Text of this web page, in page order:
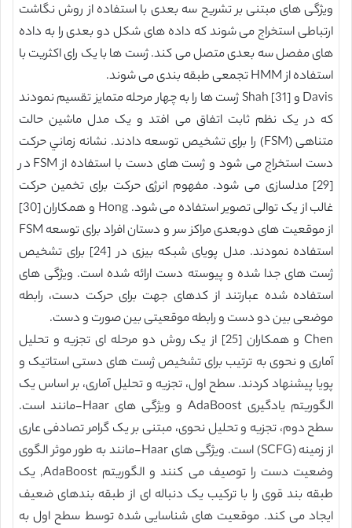
ویژگی های مبتنی بر تشریح سه بعدی با استفاده از روش نگاشت
ارتباطی استخراج می شوند که داده های شکل دو بعدی را به داده
های مفصل سه بعدی متصل می کند. ژست ها با یک رای اکثریت با
استفاده از HMM تجمعی طبقه بندی می شوند.
Davis و Shah [31] ژست ها را به چهار مرحله متمایز تقسیم نمودند
که در یک نظم ثابت اتفاق می افتد و یک مدل ماشین حالت
متناهی (FSM) را برای تشخیص توسعه دادند. نشانه زماني حرکت
دست استخراج می شود و ژست های دست با استفاده از FSM در
[29] مدلسازی می شود. مفهوم انرژی حرکت برای تخمین حرکت
غالب از یک توالی تصویر استفاده می شود. Hong و همکاران [30]
از موقعیت های دوبعدی مراکز سر و دستان افراد برای توسعه FSM
استفاده نمودند. مدل پویای شبکه بیزی در [24] برای تشخیص
ژست های جدا شده و پیوسته دست ارائه شده است. ویژگی های
استفاده شده عبارتند از کدهای جهت برای حرکت دست، رابطه
موضعی بین دو دست و رابطه موقعیتی بین صورت و دست.
Chen و همکاران [25] از یک روش دو مرحله ای تجزیه و تحلیل
آماری و نحوی به ترتیب برای تشخیص ژست های دستی استاتیک و
پویا پیشنهاد کردند. سطح اول، تجزیه و تحلیل آماری، بر اساس یک
الگوریتم یادگیری AdaBoost و ویژگی های Haar-مانند است.
سطح دوم، تجزیه و تحلیل نحوی، مبتنی بر یک گرامر تصادفی عاری
از زمینه (SCFG) است. ویژگی های Haar-مانند به طور موثر الگوی
وضعیت دست را توصیف می کنند و الگوریتم AdaBoost, یک
طبقه بند قوی را با ترکیب یک دنباله ای از طبقه بندهای ضعیف
ایجاد می کند. موقعیت های شناسایی شده توسط سطح اول به